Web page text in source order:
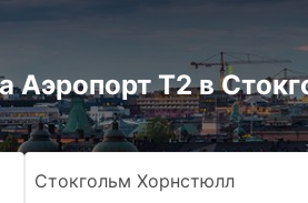
Аэропорт T2 в
Стокгольм Хорнстюлл